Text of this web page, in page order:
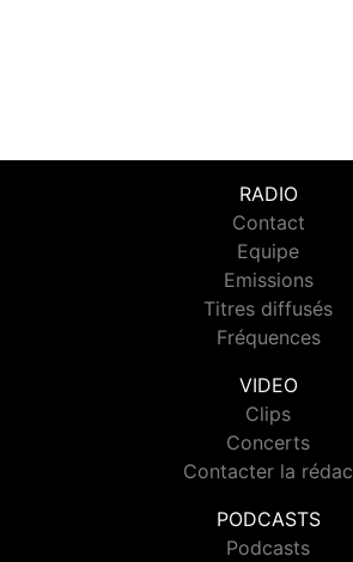
RADIO
Contact
Equipe
Emissions
Titres diffusés
Fréquences
VIDEO
Clips
Concerts
Contacter la rédac
PODCASTS
Podcasts